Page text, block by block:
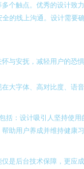
个触点。优秀的设计
的线上沟通。设计需
与安抚，减轻用户的
字体、高对比度、语
：设计吸引人坚持使
助用户养成并维持健康习
是后台技术保障，更